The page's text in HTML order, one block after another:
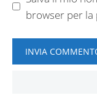
browser per la